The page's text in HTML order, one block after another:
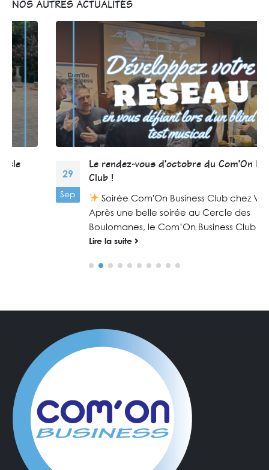
NOS AUTRES ACTUALITÉS
Le rendez-vous d’octobre du Com’On Business
Club !
Soirée Com'On Business Club chez VandB !
Après une belle soirée au Cercle des
Boulomanes, le Com’On Business Club vous...
Lire la suite